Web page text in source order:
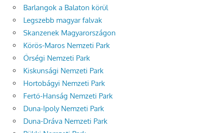
Barlangok a Balaton körül
Legszebb magyar falvak
Skanzenek Magyarországon
Körös-Maros Nemzeti Park
Őrségi Nemzeti Park
Kiskunsági Nemzeti Park
Hortobágyi Nemzeti Park
Fertő-Hanság Nemzeti Park
Duna-Ipoly Nemzeti Park
Duna-Dráva Nemzeti Park